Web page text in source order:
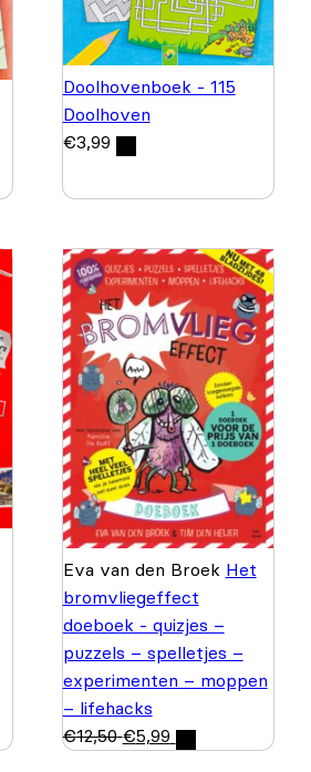
Doolhovenboek - 115
Doolhoven
€3,99
Eva van den Broek Het
bromvliegeffect
doeboek - quizjes –
puzzels – spelletjes –
experimenten – moppen
– lifehacks
€12,50 €5,99